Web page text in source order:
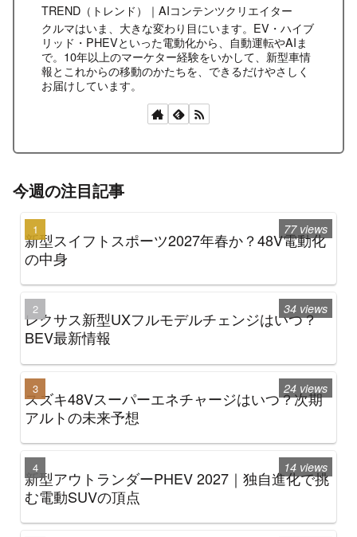
TREND（トレンド）｜AIコンテンツクリエイター
クルマはいま、大きな変わり目にいます。EV・ハイブ
リッド・PHEVといった電動化から、自動運転やAIま
で。10年以上のマーケター経験をいかして、新型車情
報とこれからの移動のかたちを、できるだけやさしく
お届けしています。
今週の注目記事
新型スイフトスポーツ2027年春か？48V電動化
の中身
77 views
レクサス新型UXフルモデルチェンジはいつ？
BEV最新情報
34 views
スズキ48Vスーパーエネチャージはいつ？次期
アルトの未来予想
24 views
新型アウトランダーPHEV 2027｜独自進化で挑
む電動SUVの頂点
14 views